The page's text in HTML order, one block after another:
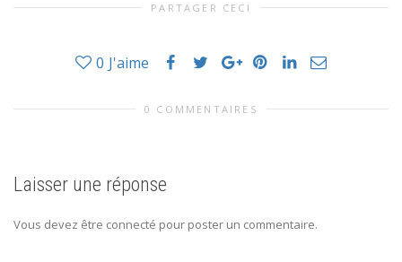
PARTAGER CECI
0 J'aime
0 COMMENTAIRES
Laisser une réponse
Vous devez être connecté pour poster un commentaire.